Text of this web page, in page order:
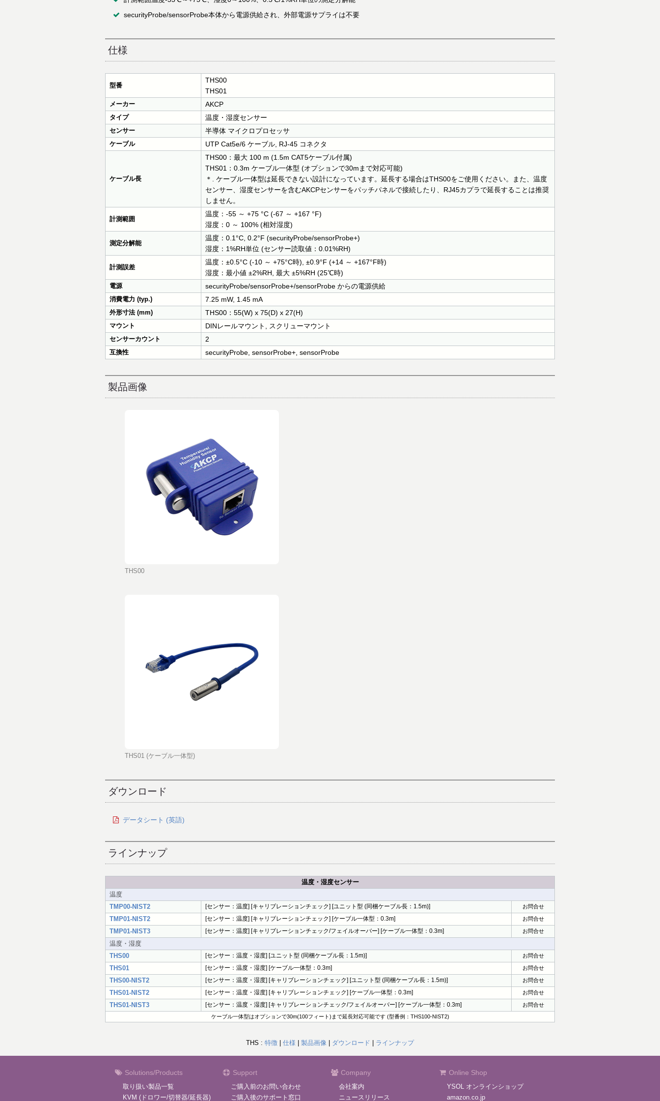
securityProbe/sensorProbe本体から電源供給され、外部電源サプライは不要
仕様
型番
THS00
THS01
メーカー AKCP
タイプ 温度・湿度センサー
センサー 半導体 マイクロプロセッサ
ケーブル UTP Cat5e/6 ケーブル, RJ-45 コネクタ
ケーブル長
THS00：最大 100 m (1.5m CAT5ケーブル付属)
THS01：0.3m ケーブル一体型 (オプションで30mまで対応可能)
＊. ケーブル一体型は延長できない設計になっています。延長する場合はTHS00をご使用ください。また、温度
センサー、湿度センサーを含むAKCPセンサーをパッチパネルで接続したり、RJ45カプラで延長することは推奨
しません。
計測範囲
温度：-55 ～ +75 °C (-67 ～ +167 °F)
湿度：0 ～ 100% (相対湿度)
測定分解能
温度：0.1°C, 0.2°F (securityProbe/sensorProbe+)
湿度：1%RH単位 (センサー読取値：0.01%RH)
計測誤差
温度：±0.5°C (-10 ～ +75°C時), ±0.9°F (+14 ～ +167°F時)
湿度：最小値 ±2%RH, 最大 ±5%RH (25℃時)
電源 securityProbe/sensorProbe+/sensorProbe からの電源供給
消費電力 (typ.) 7.25 mW, 1.45 mA
外形寸法 (mm) THS00：55(W) x 75(D) x 27(H)
マウント DINレールマウント, スクリューマウント
センサーカウント 2
互換性 securityProbe, sensorProbe+, sensorProbe
製品画像
THS00
THS01 (ケーブル一体型)
ダウンロード
データシート (英語)
ラインナップ
温度・湿度センサー
温度
TMP00-NIST2
[センサー：温度] [キャリブレーションチェック] [ユニット型 (同梱ケーブル長：1.5m)] お問合せ
TMP01-NIST2 [センサー：温度] [キャリブレーションチェック] [ケーブル一体型：0.3m] お問合せ
TMP01-NIST3 [センサー：温度] [キャリブレーションチェック/フェイルオーバー] [ケーブル一体型：0.3m] お問合せ
温度・湿度
THS00
[センサー：温度・湿度] [ユニット型 (同梱ケーブル長：1.5m)] お問合せ
THS01 [センサー：温度・湿度] [ケーブル一体型：0.3m] お問合せ
THS00-NIST2 [センサー：温度・湿度] [キャリブレーションチェック] [ユニット型 (同梱ケーブル長：1.5m)] お問合せ
THS01-NIST2 [センサー：温度・湿度] [キャリブレーションチェック] [ケーブル一体型：0.3m] お問合せ
THS01-NIST3 [センサー：温度・湿度] [キャリブレーションチェック/フェイルオーバー] [ケーブル一体型：0.3m]
お問合せ
ケーブル一体型はオプションで30m(100フィート)まで延長対応可能です (型番例：THS100-NIST2)
THS : 特徴 仕様 製品画像 ダウンロード ラインナップ
Solutions/Products
取り扱い製品一覧
KVM (ドロワー/切替器/延長器)
Support
ご購入前のお問い合わせ
ご購入後のサポート窓口
Company
会社案内
ニュースリリース
Online Shop
YSOL オンラインショップ
amazon.co.jp